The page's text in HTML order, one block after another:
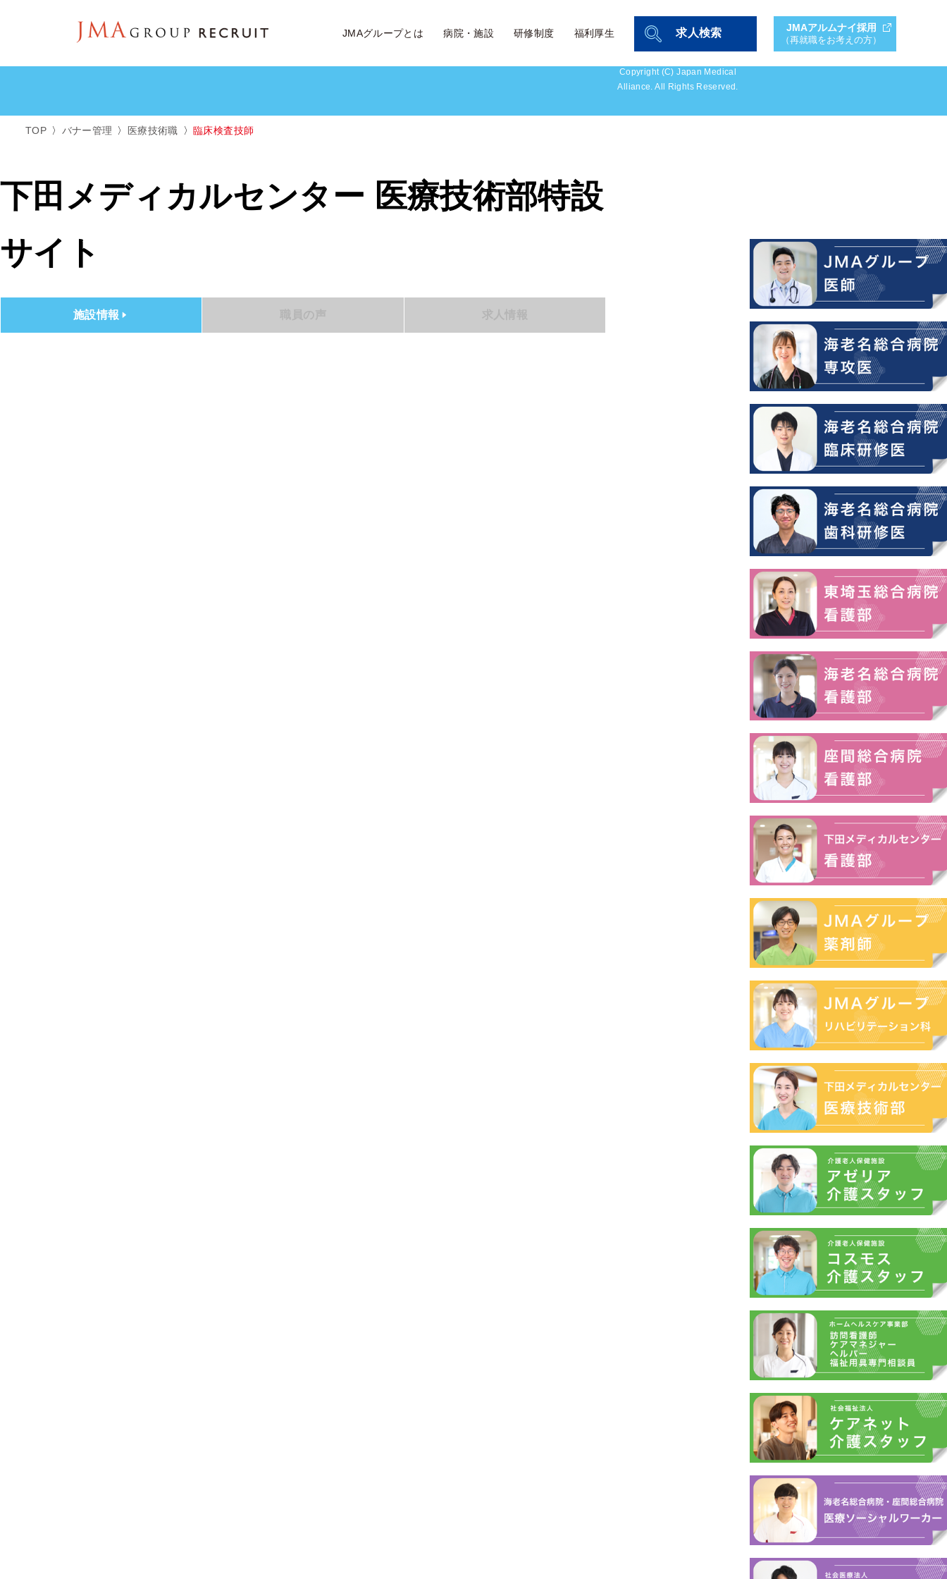
JMAグループとは 病院・施設 研修制度 福利厚生 求人検索 JMAアルムナイ採用
（再就職をお考えの方）
TOP バナー管理 医療技術職 臨床検査技師
下田メディカルセンター 医療技術部特設
サイト
施設情報
Copyright (C) Japan Medical
Alliance. All Rights Reserved.